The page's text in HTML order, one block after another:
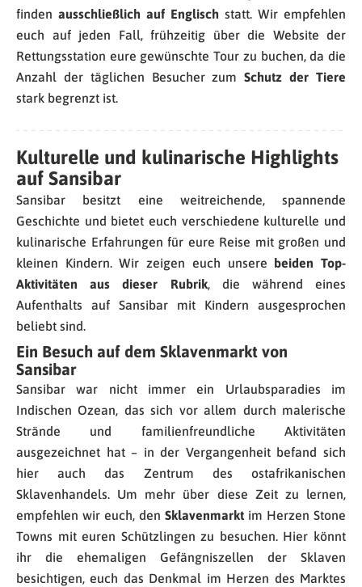
finden ausschließlich auf Englisch statt. Wir empfehlen
euch auf jeden Fall, frühzeitig über die Website der
Rettungsstation eure gewünschte Tour zu buchen, da die
Anzahl der täglichen Besucher zumSchutz der Tiere
stark begrenzt ist.
Kulturelle und kulinarische Highlights
auf Sansibar
Sansibar besitzt eine weitreichende, spannende
Geschichte und bietet euch verschiedene kulturelle und
kulinarische Erfahrungen für eure Reise mit großen und
kleinen Kindern. Wir zeigen euch unsere
beiden Top-
Aktivitäten aus dieser Rubrik, die während eines
Aufenthalts auf Sansibar mit Kindern ausgesprochen
beliebt sind.
Ein Besuch auf dem Sklavenmarkt von
Sansibar
Sansibar war nicht immer ein Urlaubsparadies im
Indischen Ozean, das sich vor allem durch malerische
Strände und familienfreundliche Aktivitäten
ausgezeichnet hat – in der Vergangenheit befand sich
hier auch das Zentrum des ostafrikanischen
Sklavenhandels. Um mehr über diese Zeit zu lernen,
empfehlen wir euch, den Sklavenmarkt im Herzen Stone
Towns mit euren Schützlingen zu besuchen. Hier könnt
ihr die ehemaligen Gefängniszellen der Sklaven
besichtigen, euch das Denkmal im Herzen des Marktes